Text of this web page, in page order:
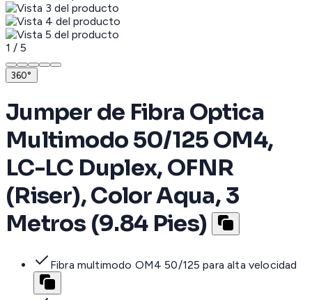
1 / 5
360°
Jumper de Fibra Optica
Multimodo 50/125 OM4,
LC-LC Duplex, OFNR
(Riser), Color Aqua, 3
Metros (9.84 Pies)
Fibra multimodo OM4 50/125 para alta velocidad